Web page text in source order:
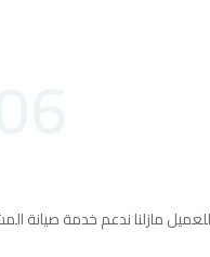
مازلنا ندعم خدمة صيانة